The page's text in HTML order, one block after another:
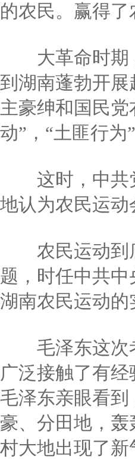
的农民。赢得
大革命时期，
到湖南蓬勃开
主豪绅和国民
动”，“土匪行为
这时，中共党
地认为农民运
农民运动到底
题，时任中共
湖南农民运动的
毛泽东这次考
广泛接触了有
毛泽东亲眼看
豪、分田地，
村大地出现了新